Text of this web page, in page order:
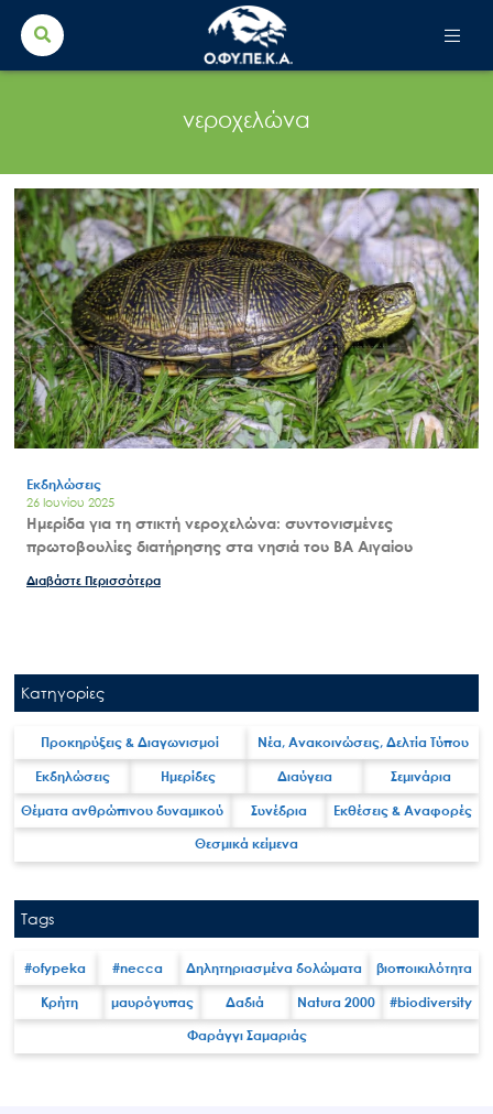
Search
for:
Search
νεροχελώνα
Εκδηλώσεις
26 Ιουνίου 2025
Ημερίδα για τη στικτή νεροχελώνα: συντονισμένες
πρωτοβουλίες διατήρησης στα νησιά του ΒΑ Αιγαίου
Διαβάστε Περισσότερα
Κατηγορίες
Προκηρύξεις & Διαγωνισμοί Νέα, Ανακοινώσεις, Δελτία Τύπου
Εκδηλώσεις Ημερίδες Διαύγεια Σεμινάρια
Θέματα ανθρώπινου δυναμικού Συνέδρια Εκθέσεις & Αναφορές
Θεσμικά κείμενα
Tags
#ofypeka #necca Δηλητηριασμένα δολώματα βιοποικιλότητα
Κρήτη μαυρόγυπας Δαδιά Natura 2000 #biodiversity
Φαράγγι Σαμαριάς